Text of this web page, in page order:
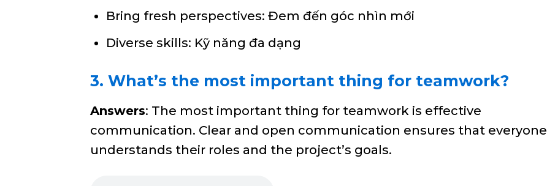
Bring fresh perspectives: Đem đến góc nhìn mới
Diverse skills: Kỹ năng đa dạng
3. What’s the most important thing for teamwork?
Answers: The most important thing for teamwork is effective
communication. Clear and open communication ensures that everyone
understands their roles and the project’s goals.